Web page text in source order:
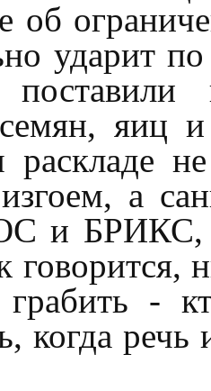
об
ударит
семян, яиц
раскладе
а
и БРИКС,
говорится,
грабить -
когда